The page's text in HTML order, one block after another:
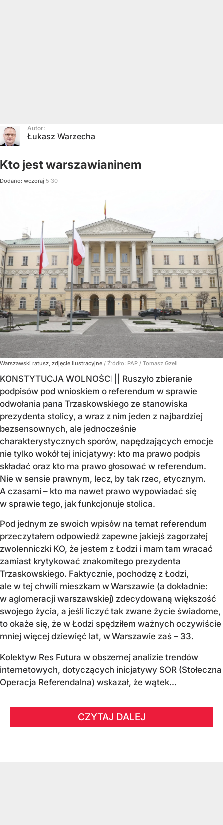
Autor:
Łukasz Warzecha
Kto jest warszawianinem
Dodano: wczoraj 5:30
Warszawski ratusz, zdjęcie ilustracyjne / Źródło: PAP / Tomasz Gzell
KONSTYTUCJA WOLNOŚCI || Ruszyło zbieranie
podpisów pod wnioskiem o referendum w sprawie
odwołania pana Trzaskowskiego ze stanowiska
prezydenta stolicy, a wraz z nim jeden z najbardziej
bezsensownych, ale jednocześnie
charakterystycznych sporów, napędzających emocje
nie tylko wokół tej inicjatywy: kto ma prawo podpis
składać oraz kto ma prawo głosować w referendum.
Nie w sensie prawnym, lecz, by tak rzec, etycznym.
A czasami – kto ma nawet prawo wypowiadać się
w sprawie tego, jak funkcjonuje stolica.
Pod jednym ze swoich wpisów na temat referendum
przeczytałem odpowiedź zapewne jakiejś zagorzałej
zwolenniczki KO, że jestem z Łodzi i mam tam wracać
zamiast krytykować znakomitego prezydenta
Trzaskowskiego. Faktycznie, pochodzę z Łodzi,
ale w tej chwili mieszkam w Warszawie (a dokładnie:
w aglomeracji warszawskiej) zdecydowaną większość
swojego życia, a jeśli liczyć tak zwane życie świadome,
to okaże się, że w Łodzi spędziłem ważnych oczywiście
mniej więcej dziewięć lat, w Warszawie zaś – 33.
Kolektyw Res Futura w obszernej analizie trendów
internetowych, dotyczących inicjatywy SOR (Stołeczna
Operacja Referendalna) wskazał, że wątek...
CZYTAJ DALEJ